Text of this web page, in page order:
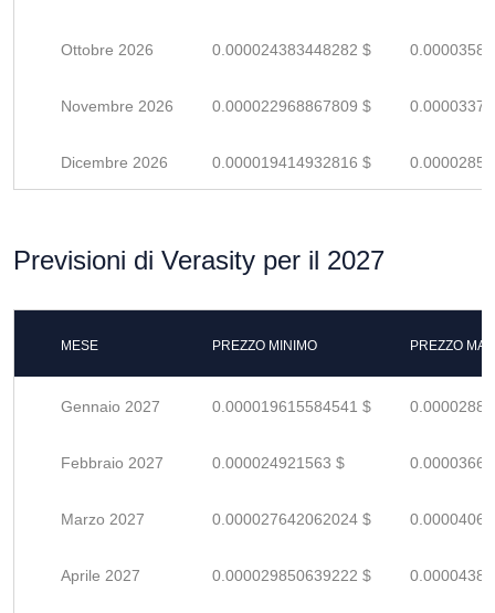
Ottobre 2026 0.000024383448282 $
Novembre 2026 0.000022968867809 $
Dicembre 2026 0.000019414932816 $
Previsioni di Verasity per il 2027
MESE PREZZO MINIMO PREZZO
Gennaio 2027 0.000019615584541 $
Febbraio 2027 0.000024921563 $
Marzo 2027 0.000027642062024 $
Aprile 2027 0.000029850639222 $